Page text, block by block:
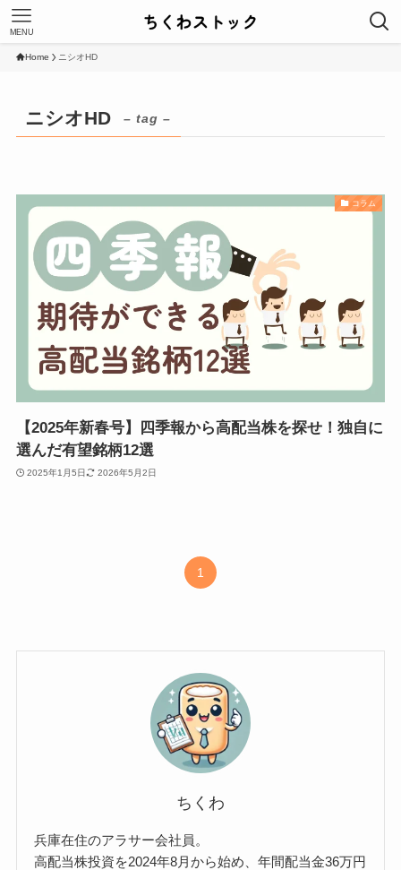
MENU
Home ニシオHD
ニシオHD – tag –
コラム
【2025年新春号】四季報から高配当株を探せ！独自に
選んだ有望銘柄12選
2025年1月5日 2026年5月2日
1
ちくわ
兵庫在住のアラサー会社員。
高配当株投資を2024年8月から始め、年間配当金36万円